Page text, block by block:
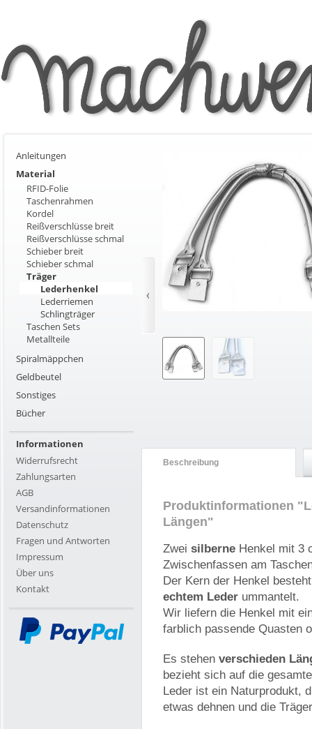
Anleitungen
Material
RFID-Folie
Taschenrahmen
Kordel
Reißverschlüsse breit
Reißverschlüsse schmal
Schieber breit
Schieber schmal
Träger
Lederhenkel
Lederriemen
Schlingträger
Taschen Sets
Metallteile
Spiralmäppchen
Geldbeutel
Sonstiges
Bücher
Informationen
Widerrufsrecht
Zahlungsarten
AGB
Versandinformationen
Datenschutz
Fragen und Antworten
Impressum
Über uns
Kontakt
Beschreibung
Produktinformationen
Längen"
Zwei silberne Henkel mit 3
Zwischenfassen am
Der Kern der Henkel
echtem Leder ummantelt.
Wir liefern die Henkel mit
farblich passende Quasten
Es stehen verschieden
bezieht sich auf die
Leder ist ein Naturprodukt,
etwas dehnen und die